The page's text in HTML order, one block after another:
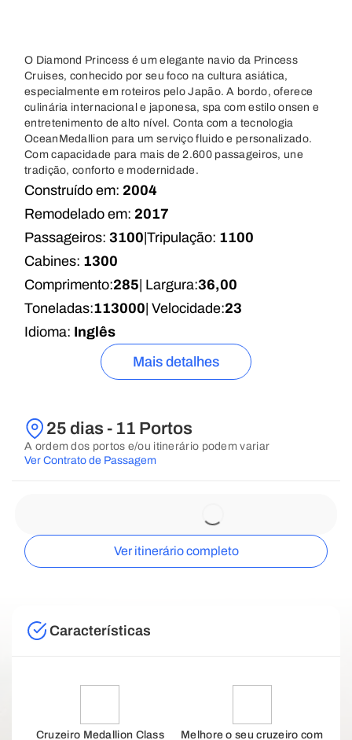
O Diamond Princess é um elegante navio da Princess
Cruises, conhecido por seu foco na cultura asiática,
especialmente em roteiros pelo Japão. A bordo, oferece
culinária internacional e japonesa, spa com estilo onsen e
entretenimento de alto nível. Conta com a tecnologia
OceanMedallion para um serviço fluido e personalizado.
Com capacidade para mais de 2.600 passageiros, une
tradição, conforto e modernidade.
Construído em: 2004
Remodelado em: 2017
Passageiros: 3100 Tripulação: 1100
Cabines: 1300
Comprimento:285 | Largura:36,00
Toneladas:113000 | Velocidade:23
Idioma: Inglês
Mais detalhes
25 dias - 11 Portos
A ordem dos portos e/ou itinerário podem variar
Ver Contrato de Passagem
Ver itinerário completo
Características
Cruzeiro Medallion Class Melhore o seu cruzeiro com